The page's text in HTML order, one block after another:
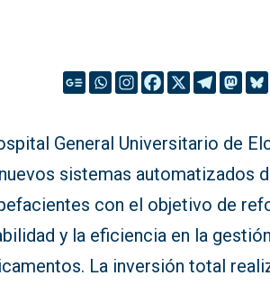
General Universitario de
sistemas automatizados
con el objetivo de
y la eficiencia en la
La inversión total